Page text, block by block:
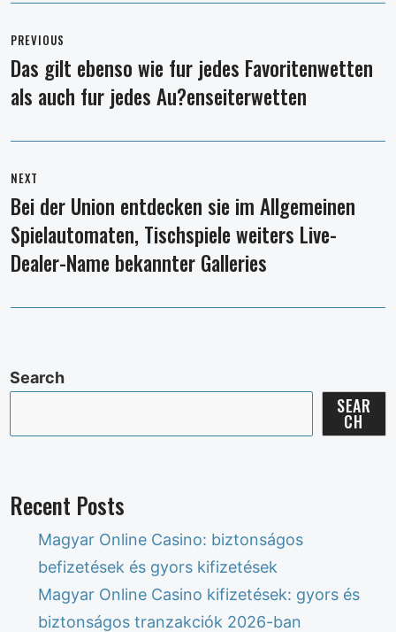
navigation
PREVIOUS
Previous
post:
Das gilt ebenso wie fur jedes Favoritenwetten
als auch fur jedes Au?enseiterwetten
NEXT
Next
post:
Bei der Union entdecken sie im Allgemeinen
Spielautomaten, Tischspiele weiters Live-
Dealer-Name bekannter Galleries
Search
SEAR
CH
Recent Posts
Magyar Online Casino: biztonságos
befizetések és gyors kifizetések
Magyar Online Casino kifizetések: gyors és
biztonságos tranzakciók 2026-ban